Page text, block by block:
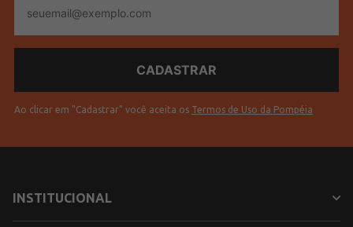
mail
Ao clicar em "Cadastrar" você aceita os Termos de Uso da Pompéia
INSTITUCIONAL